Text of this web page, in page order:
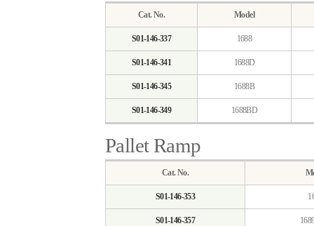
Cat. No. Model
S01-146-337 1688
S01-146-341 1688D
S01-146-345 1688B
S01-146-349 1688BD
Pallet Ramp
Cat. No.
S01-146-353
S01-146-357